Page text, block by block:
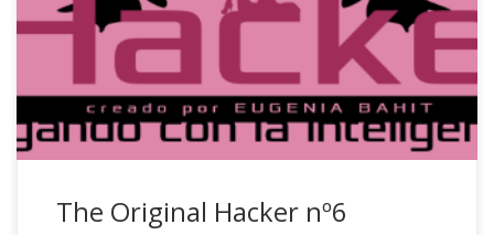
entrega con nuevo diseño y una portada más
comprometida que nunca, pero con la misma esencia de
siempre: conocimiento, conocimiento y más conocimiento.
En este […]
The Original Hacker nº6